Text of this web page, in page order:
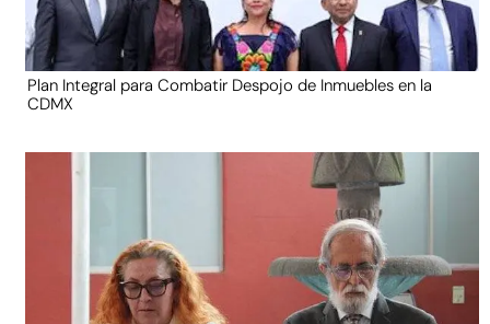
Plan Integral para Combatir Despojo de Inmuebles en la
CDMX